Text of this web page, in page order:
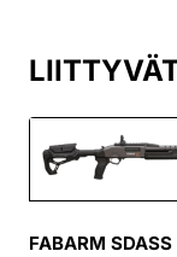
FABARM SDASS